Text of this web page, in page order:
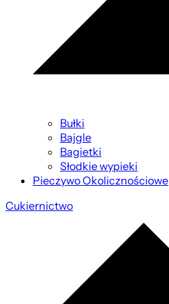
Bułki
Bajgle
Bagietki
Słodkie wypieki
Pieczywo Okolicznościowe
Cukiernictwo